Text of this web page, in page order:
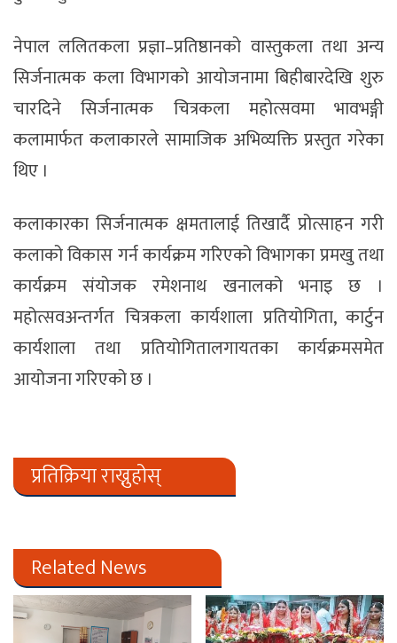
नेपाल ललितकला प्रज्ञा–प्रतिष्ठानको वास्तुकला तथा अन्य
सिर्जनात्मक कला विभागको आयोजनामा बिहीबारदेखि शुरु
चारदिने सिर्जनात्मक चित्रकला महोत्सवमा भावभङ्गी
कलामार्फत कलाकारले सामाजिक अभिव्यक्ति प्रस्तुत गरेका
थिए ।
कलाकारका सिर्जनात्मक क्षमतालाई तिखार्दै प्रोत्साहन गरी
कलाको विकास गर्न कार्यक्रम गरिएको विभागका प्रमखु तथा
कार्यक्रम संयोजक रमेशनाथ खनालको भनाइ छ ।
महोत्सवअन्तर्गत चित्रकला कार्यशाला प्रतियोगिता, कार्टुन
कार्यशाला तथा प्रतियोगितालगायतका कार्यक्रमसमेत
आयोजना गरिएको छ ।
प्रतिक्रिया राख्नुहोस्
Related News